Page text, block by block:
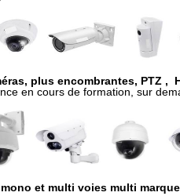
plus encombrantes, PTZ ,
en cours de formation, sur
et multi voies multi